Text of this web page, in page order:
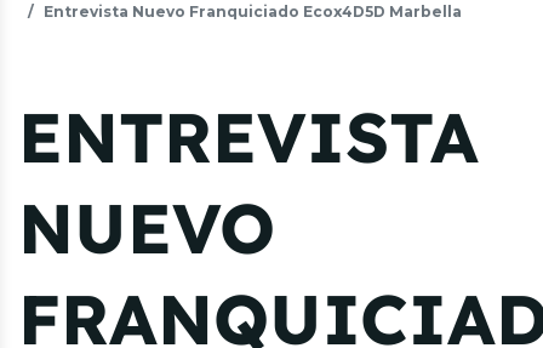
Entrevista Nuevo Franquiciado Ecox4D5D Marbella
ENTREVISTA
NUEVO